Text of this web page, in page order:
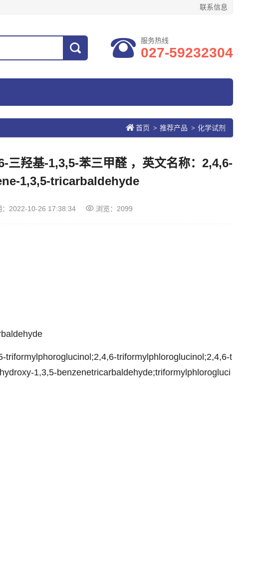
联系信息
服务热线
027-59232304
首页 > 推荐产品 > 化学试剂
三羟基-1,3,5-苯三甲醛 ，英文名称：2,4,6-
1,3,5-tricarbaldehyde
2022-10-26 17:38:34 浏览：2099
triformylphoroglucinol;2,4,6-triformylphloroglucinol;2,4,6-t
1,3,5-benzenetricarbaldehyde;triformylphlorogluci